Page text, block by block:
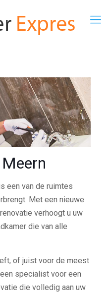
een van de ruimtes
Met een nieuwe
verhoogt u uw
die van alle
of juist voor de meest
specialist voor een
die volledig aan uw